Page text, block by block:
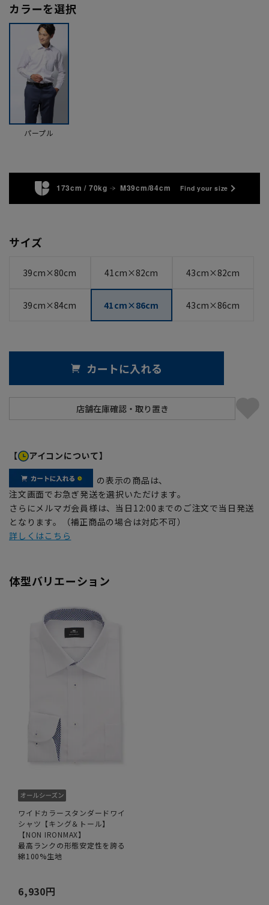
カラーを選択
パープル
173cm / 70kg M39cm/84cm Find your size
サイズ
39cm×80cm 41cm×82cm 43cm×82cm
39cm×84cm 41cm×86cm 43cm×86cm
カートに入れる
【 アイコンについて】
の表示の商品は、
注文画面でお急ぎ発送を選択いただけます。
さらにメルマガ会員様は、当日12:00までのご注文で当日発送
となります。（補正商品の場合は対応不可）
詳しくはこちら
体型バリエーション
ワイドカラースタンダードワイ
シャツ【キング＆トール】
【NON IRONMAX】
最高ランクの形態安定性を誇る
綿100%生地
6,930円